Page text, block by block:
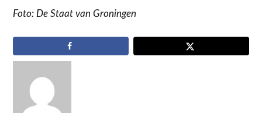
Foto: De Staat van Groningen